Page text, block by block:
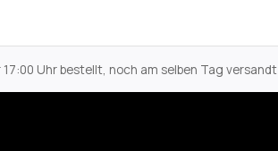
Uhr bestellt, noch am selben Tag versandt